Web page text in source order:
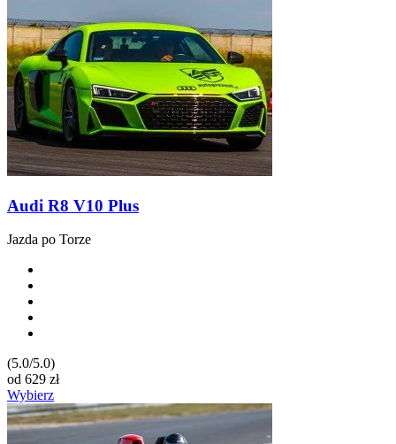
Audi R8 V10 Plus
Jazda po Torze
(5.0/5.0)
od 629 zł
Wybierz